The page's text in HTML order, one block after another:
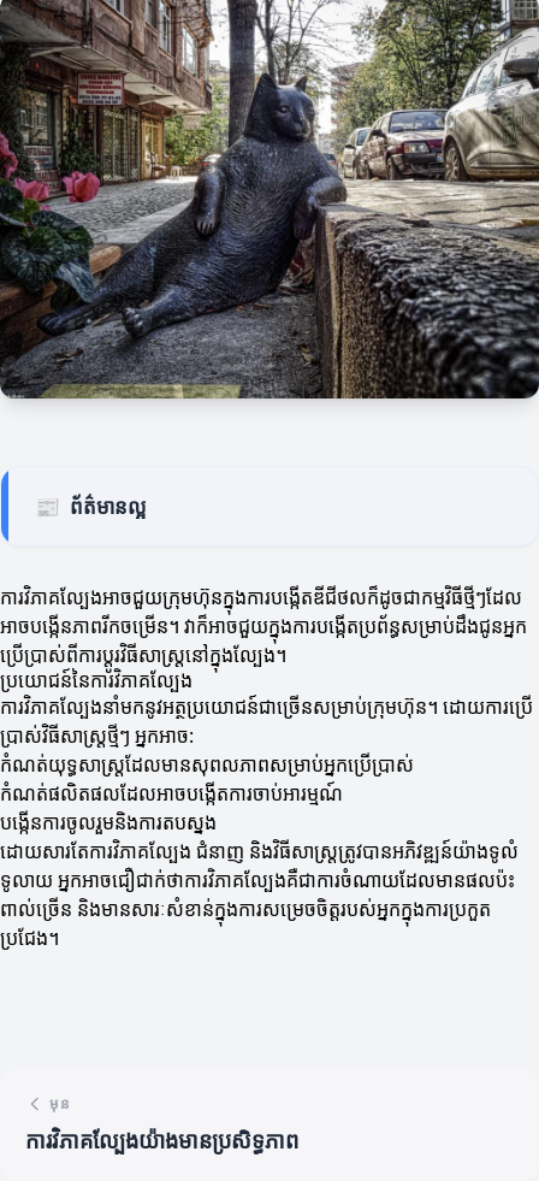
📰 ព័ត៌មានល្អ
ការវិភាគល្បែងអាចជួយក្រុមហ៊ុនក្នុងការបង្កើតឌីជីថលក៏ដូចជាកម្មវិធីថ្មីៗដែល
អាចបង្កើនភាពរីកចម្រើន។ វាក៏អាចជួយក្នុងការបង្កើតប្រព័ន្ធសម្រាប់ដឹងជូនអ្នក
ប្រើប្រាស់ពីការប្តូរវិធីសាស្ត្រនៅក្នុងល្បែង។
ប្រយោជន៍នៃការវិភាគល្បែង
ការវិភាគល្បែងនាំមកនូវអត្ថប្រយោជន៍ជាច្រើនសម្រាប់ក្រុមហ៊ុន។ ដោយការប្រើ
ប្រាស់វិធីសាស្ត្រថ្មីៗ អ្នកអាច:
កំណត់យុទ្ធសាស្ត្រដែលមានសុពលភាពសម្រាប់អ្នកប្រើប្រាស់
កំណត់ផលិតផលដែលអាចបង្កើតការចាប់អារម្មណ៍
បង្កើនការចូលរួមនិងការតបស្នង
ដោយសារតែការវិភាគល្បែង ជំនាញ និងវិធីសាស្ត្រត្រូវបានអភិវឌ្ឍន៍យ៉ាងទូលំ
ទូលាយ អ្នកអាចជឿជាក់ថាការវិភាគល្បែងគឺជាការចំណាយដែលមានផលប៉ះ
ពាល់ច្រើន និងមានសារៈសំខាន់ក្នុងការសម្រេចចិត្ត​របស់អ្នកក្នុងការប្រកួត
ប្រជែង។
មុន
ការវិភាគល្បែងយ៉ាងមានប្រសិទ្ធភាព